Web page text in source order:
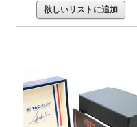
欲しいリストに追加